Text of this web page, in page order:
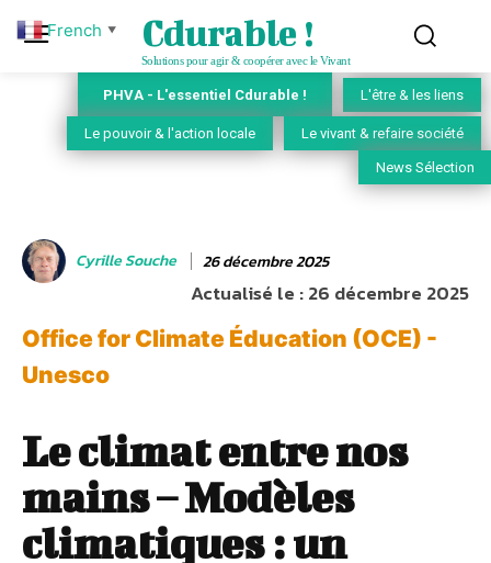
Cdurable !
Solutions pour agir & coopérer avec le Vivant
PHVA - L'essentiel Cdurable ! L'être & les liens
Le pouvoir & l'action locale Le vivant & refaire société
News Sélection
Cyrille Souche 26 décembre 2025
Actualisé le :26 décembre 2025
Office for Climate Éducation (OCE) -
Unesco
Le climat entre nos
mains – Modèles
climatiques : un
French ▼